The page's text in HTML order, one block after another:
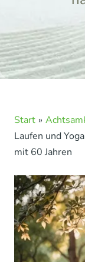
Start
Laufen und
mit 60 Jahren